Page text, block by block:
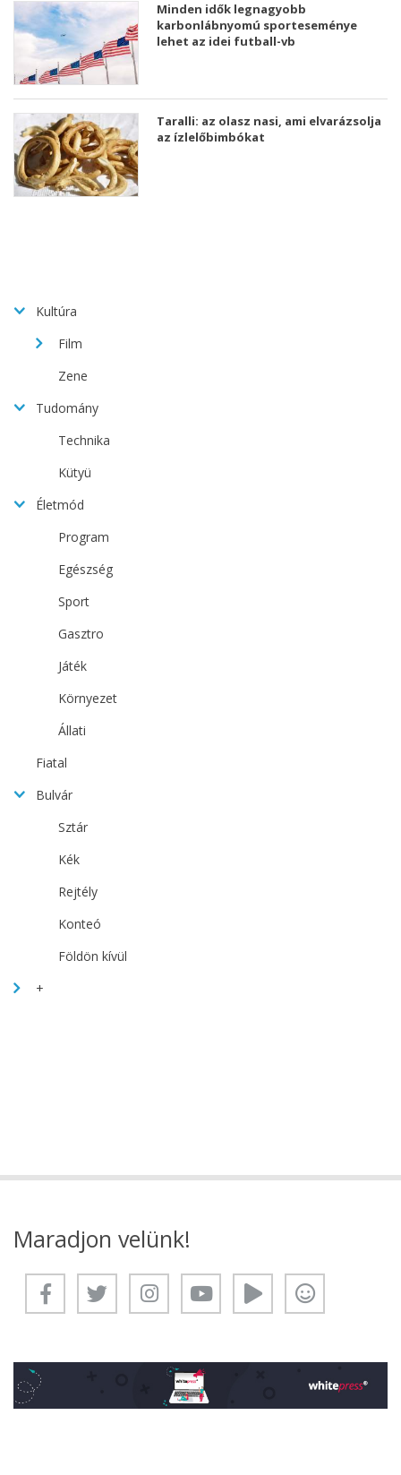
Minden idők legnagyobb
karbonlábnyomú sporteseménye
lehet az idei futball-vb
Taralli: az olasz nasi, ami elvarázsolja
az ízlelőbimbókat
Kultúra
Film
Zene
Tudomány
Technika
Kütyü
Életmód
Program
Egészség
Sport
Gasztro
Játék
Környezet
Állati
Fiatal
Bulvár
Sztár
Kék
Rejtély
Konteó
Földön kívül
+
Maradjon velünk!